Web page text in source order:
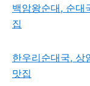
백암왕순대, 순
집
한우리순대국, 상
맛집